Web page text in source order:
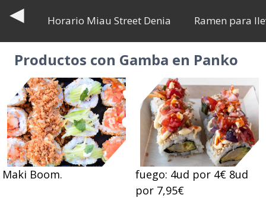
◀ Horario Miau Street Denia Ramen para
Productos con Gamba en Panko
Maki Boom.
fuego: 4ud por 4€ 8ud
por 7,95€